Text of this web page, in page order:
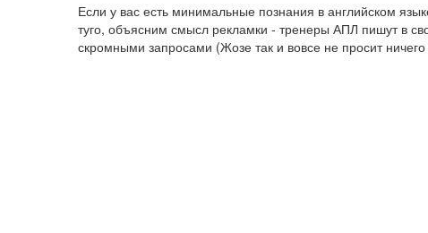
Если у вас есть минимальные познания в английском
туго, объясним смысл рекламки - тренеры АПЛ пишут в
скромными запросами (Жозе так и вовсе не просит